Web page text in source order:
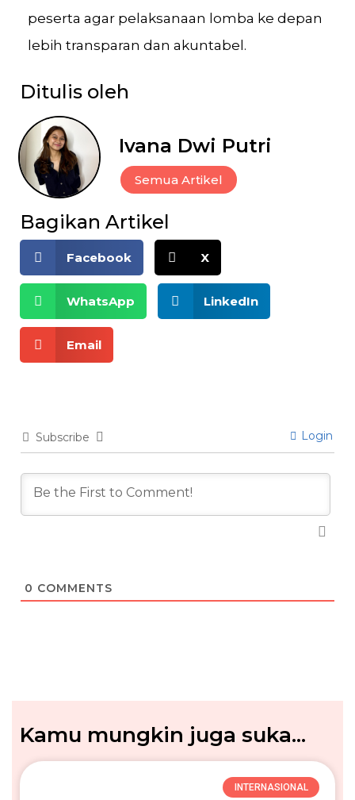
peserta agar pelaksanaan lomba ke depan
lebih transparan dan akuntabel.
Ditulis oleh
Ivana Dwi Putri
Semua Artikel
Bagikan Artikel
Facebook X
WhatsApp LinkedIn
Email
Subscribe Login
0 COMMENTS
Kamu mungkin juga suka...
INTERNASIONAL